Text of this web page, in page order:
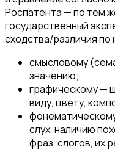
Роспатента — по тем
государственный
сходства/различия по
смысловому
значению;
графическому —
виду, цвету,
слух, наличию
фраз, слогов, их